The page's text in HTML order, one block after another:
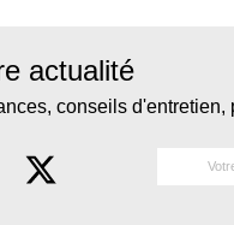
actualité
conseils